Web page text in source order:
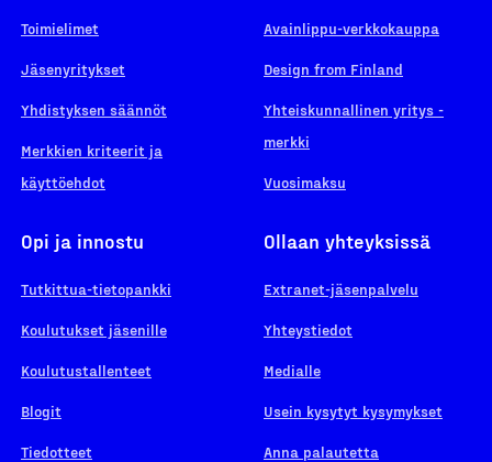
Toimielimet
Jäsenyritykset
Yhdistyksen säännöt
Merkkien kriteerit ja
käyttöehdot
Avainlippu-verkkokauppa
Design from Finland
Yhteiskunnallinen yritys -
merkki
Vuosimaksu
Opi ja innostu
Tutkittua-tietopankki
Koulutukset jäsenille
Koulutustallenteet
Blogit
Tiedotteet
Ollaan yhteyksissä
Extranet-jäsenpalvelu
Yhteystiedot
Medialle
Usein kysytyt kysymykset
Anna palautetta